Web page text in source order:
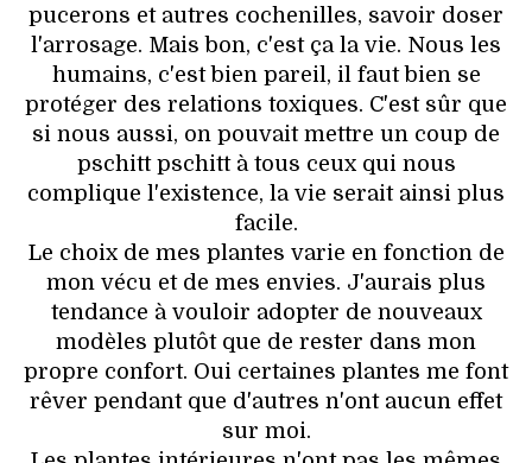
pucerons et autres cochenilles, savoir doser
l'arrosage. Mais bon, c'est ça la vie. Nous les
humains, c'est bien pareil, il faut bien se
protéger des relations toxiques. C'est sûr que
si nous aussi, on pouvait mettre un coup de
pschitt pschitt à tous ceux qui nous
complique l'existence, la vie serait ainsi plus
facile.
Le choix de mes plantes varie en fonction de
mon vécu et de mes envies. J'aurais plus
tendance à vouloir adopter de nouveaux
modèles plutôt que de rester dans mon
propre confort. Oui certaines plantes me font
rêver pendant que d'autres n'ont aucun effet
sur moi.